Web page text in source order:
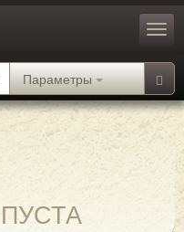
Параметры